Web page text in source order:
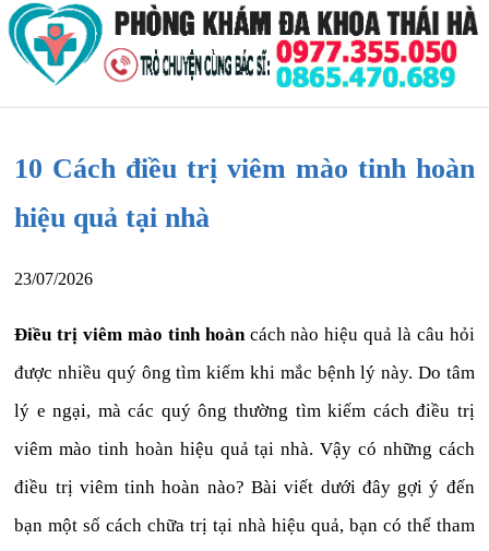
10 Cách điều trị viêm mào tinh hoàn
hiệu quả tại nhà
23/07/2026
Điều trị viêm mào tinh hoàncách nào hiệu quả là câu hỏi
được nhiều quý ông tìm kiếm khi mắc bệnh lý này. Do tâm
lý e ngại, mà các quý ông thường tìm kiếm cách điều trị
viêm mào tinh hoàn hiệu quả tại nhà. Vậy có những cách
điều trị viêm tinh hoàn nào? Bài viết dưới đây gợi ý đến
bạn một số cách chữa trị tại nhà hiệu quả, bạn có thể tham